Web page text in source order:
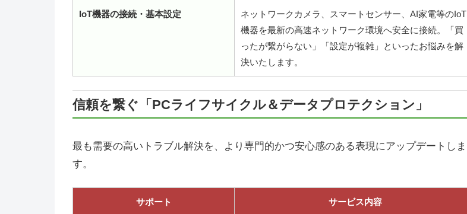
IoT機器の接続・基本設定
ネットワークカメラ、スマートセンサー、AI家電等のIoT
機器を最新の高速ネットワーク環境へ安全に接続。「買
ったが繋がらない」「設定が複雑」といったお悩みを解
決いたします。
信頼を繋ぐ「PCライフサイクル＆データプロテクション」
最も需要の高いトラブル解決を、より専門的かつ安心感のある表現にアップデートしま
す。
サポート サービス内容